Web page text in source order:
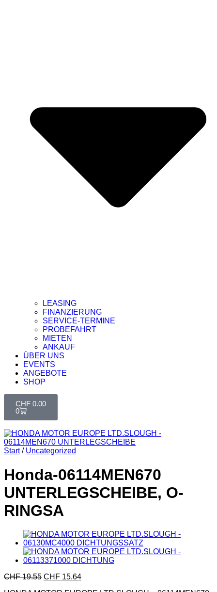
LEASING
FINANZIERUNG
SERVICE-TERMINE
PROBEFAHRT
MIETEN
ANKAUF
ÜBER UNS
EVENTS
ANGEBOTE
SHOP
CHF 0.00
0
Start / Uncategorized
Honda-06114MEN670
UNTERLEGSCHEIBE, O-
RINGSA
CHF19.55 CHF 15.64